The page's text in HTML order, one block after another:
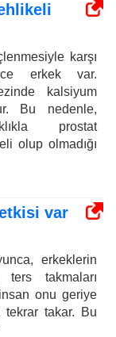
karşı
erkek var.
kalsiyum
Bu nedenle,
prostat
olup olmadığı
var
erkeklerin
ters takmaları
insan onu geriye
takar. Bu